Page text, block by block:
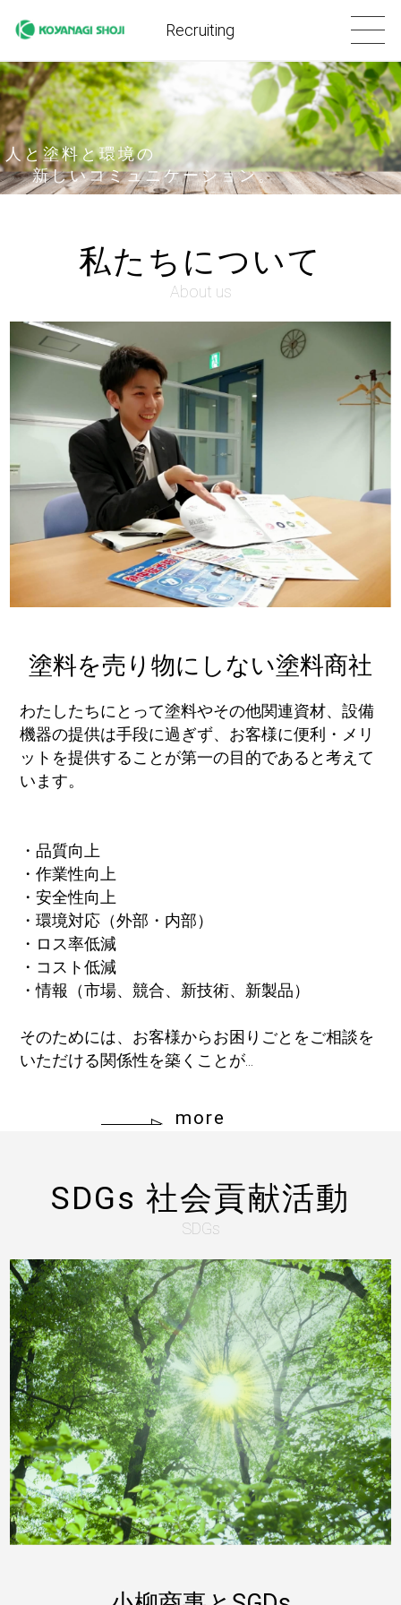
Recruiting
人と塗料と環境の
新しいコミュニケーション。
私たちについて
About us
塗料を売り物にしない塗料商社
わたしたちにとって塗料やその他関連資材、設備
機器の提供は手段に過ぎず、お客様に便利・メリ
ットを提供することが第一の目的であると考えて
います。
・品質向上
・作業性向上
・安全性向上
・環境対応（外部・内部）
・ロス率低減
・コスト低減
・情報（市場、競合、新技術、新製品）
そのためには、お客様からお困りごとをご相談を
いただける関係性を築くことが...
more
SDGs 社会貢献活動
SDGs